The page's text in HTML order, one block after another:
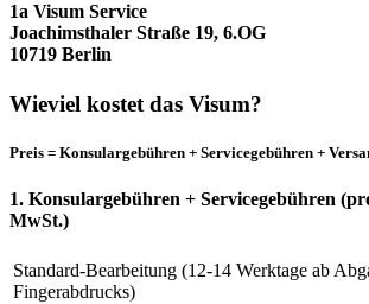
1a Visum Service
Joachimsthaler Straße 19, 6.OG
10719 Berlin
Wieviel kostet das Visum?
Preis = Konsulargebühren + Servicegebühren +
1. Konsulargebühren + Servicegebühren
MwSt.)
Standard-Bearbeitung (12-14 Werktage ab
Fingerabdrucks)